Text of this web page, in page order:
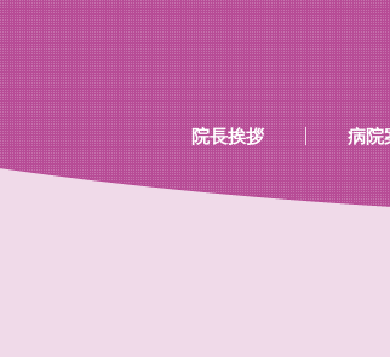
院長挨拶
病院
診療時
当院で
当院で
…既存のコード……既存のコード…